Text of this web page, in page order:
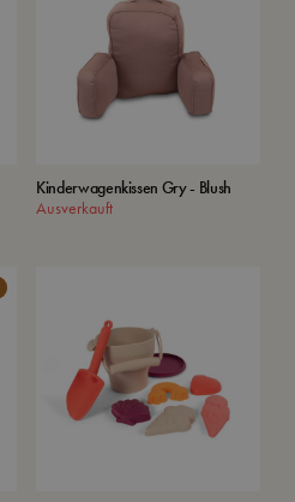
Kinderwagenkissen Gry - Blush
Ausverkauft